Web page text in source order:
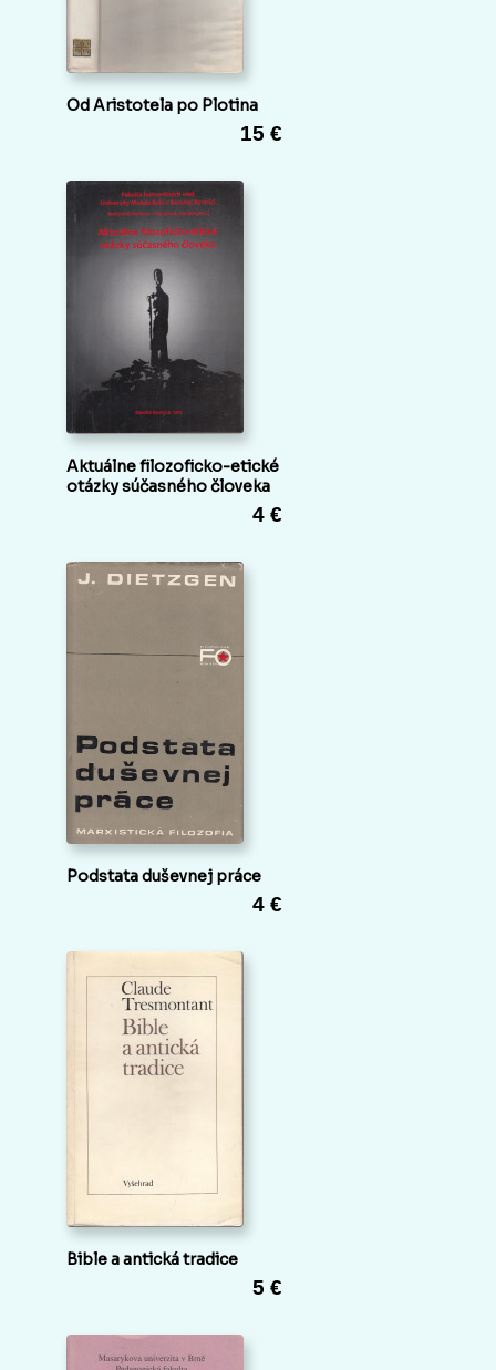
Od Aristotela po Plotina
15 €
Aktuálne filozoficko-etické
otázky súčasného človeka
4 €
Podstata duševnej práce
4 €
Bible a antická tradice
5 €